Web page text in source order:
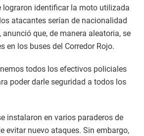
lograron identificar la moto utilizada
atacantes serían de nacionalidad
anunció que, de manera aleatoria, se
en los buses del Corredor Rojo.
todos los efectivos policiales
poder darle seguridad a todos los
instalaron en varios paraderos de
evitar nuevo ataques. Sin embargo,